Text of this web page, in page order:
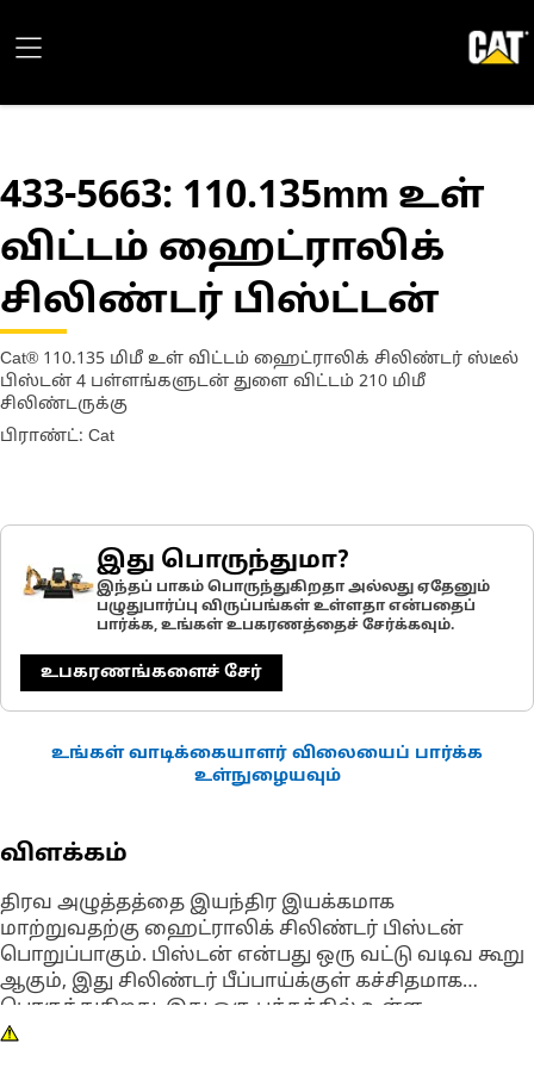
433-5663: 110.135mm உள்
விட்டம் ஹைட்ராலிக்
சிலிண்டர் பிஸ்ட்டன்
Cat® 110.135 மிமீ உள் விட்டம் ஹைட்ராலிக் சிலிண்டர் ஸ்டீல்
பிஸ்டன் 4 பள்ளங்களுடன் துளை விட்டம் 210 மிமீ
சிலிண்டருக்கு
பிராண்ட்: Cat
இது பொருந்துமா?
இந்தப் பாகம் பொருந்துகிறதா அல்லது ஏதேனும்
பழுதுபார்ப்பு விருப்பங்கள் உள்ளதா என்பதைப்
பார்க்க, உங்கள் உபகரணத்தைச் சேர்க்கவும்.
உபகரணங்களைச் சேர்
உங்கள் வாடிக்கையாளர் விலையைப் பார்க்க
உள்நுழையவும்
விளக்கம்
திரவ அழுத்தத்தை இயந்திர இயக்கமாக
மாற்றுவதற்கு ஹைட்ராலிக் சிலிண்டர் பிஸ்டன்
பொறுப்பாகும். பிஸ்டன் என்பது ஒரு வட்டு வடிவ கூறு
ஆகும், இது சிலிண்டர் பீப்பாய்க்குள் கச்சிதமாக
பொருந்துகிறது. இது ஒரு பக்கத்தில் உள்ள
ஹைட்ராலிக் திரவத்தை மறுபுறம் உள்ள